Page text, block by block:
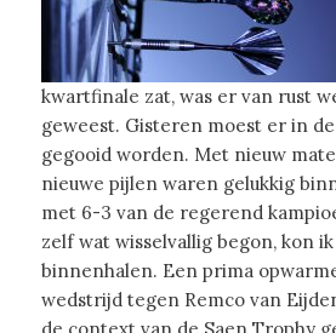
kwartfinale zat, was er van rust
geweest. Gisteren moest er in
gegooid worden. Met nieuw
nieuwe pijlen waren gelukkig
met 6-3 van de regerend
zelf wat wisselvallig begon, kon
binnenhalen. Een prima
wedstrijd tegen Remco van